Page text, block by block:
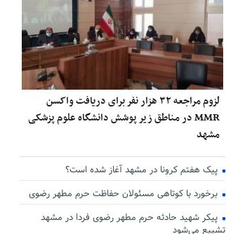
لزوم مراجعه ۳۲ هزار نفر برای دریافت واکسن
MMR در مناطق زیر پوشش دانشگاه علوم پزشکی
مشهد
پیک هفتم کرونا در مشهد آغاز شده است؟
برخورد با کوتاهی مسئولان حفاظت حرم مطهر رضوی
پیکر شهید حادثه حرم مطهر رضوی فردا در مشهد
تشییع می‌شود